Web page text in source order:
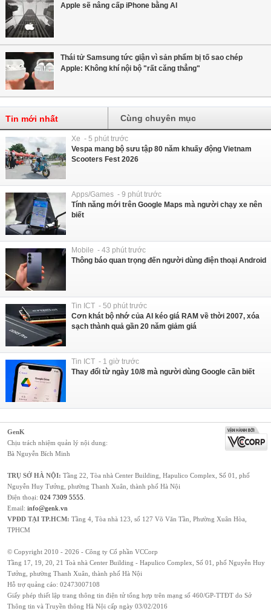
Apple sẽ nâng cấp iPhone bằng Al
Thái tử Samsung tức giận vì sản phẩm bị tố sao chép
Apple: Không khí nội bộ "rất căng thẳng"
Tin mới nhất Cùng chuyên mục
Xe - 5 phút trước
Vespa mang bộ sưu tập 80 năm khuấy động Vietnam
Scooters Fest 2026
Apps/Games - 9 phút trước
Tính năng mới trên Google Maps mà người chạy xe nên
biết
Mobile - 43 phút trước
Thông báo quan trọng đến người dùng điện thoại Android
Tin ICT - 50 phút trước
Cơn khát bộ nhớ của AI kéo giá RAM về thời 2007, xóa
sạch thành quả gần 20 năm giảm giá
Tin ICT - 1 giờ trước
Thay đổi từ ngày 10/8 mà người dùng Google cần biết
GenK
Chịu trách nhiệm quản lý nội dung:
Bà Nguyễn Bích Minh
TRỤ SỞ HÀ NỘI: Tầng 22, Tòa nhà Center Building, Hapulico Complex, Số 01, phố
Nguyễn Huy Tưởng, phường Thanh Xuân, thành phố Hà Nội
Điện thoại: 024 7309 5555
Email: info@genk.vn
VPĐD TẠI TP.HCM: Tầng 4, Tòa nhà 123, số 127 Võ Văn Tần, Phường Xuân Hòa,
TPHCM
© Copyright 2010 - 2026 - Công ty Cổ phần VCCorp
Tầng 17, 19, 20, 21 Toà nhà Center Building - Hapulico Complex, Số 01, phố Nguyễn Huy
Tưởng, phường Thanh Xuân, thành phố Hà Nội
Hỗ trợ quảng cáo: 02473007108
Giấy phép thiết lập trang thông tin điện tử tổng hợp trên mạng số 460/GP-TTĐT do Sở
Thông tin và Truyền thông Hà Nội cấp ngày 03/02/2016